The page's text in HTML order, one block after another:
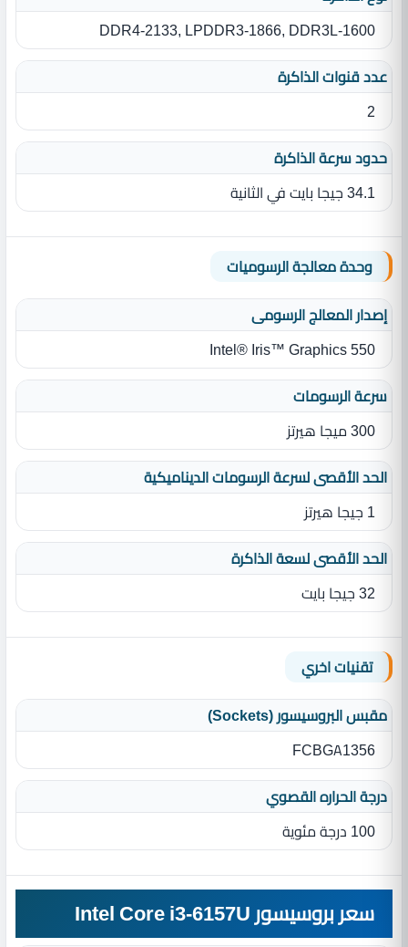
DDR4-2133, LPDDR3-1866, DDR3L-1600
عدد قنوات الذاكرة
2
حدود سرعة الذاكرة
34.1 جيجا بايت في الثانية
وحدة معالجة الرسوميات
إصدار المعالج الرسومى
Intel® Iris™ Graphics 550
سرعة الرسومات
300 ميجا هيرتز
الحد الأقصى لسرعة الرسومات الديناميكية
1 جيجا هيرتز
الحد الأقصى لسعة الذاكرة
32 جيجا بايت
تقنيات اخري
مقبس البروسيسور (Sockets)
FCBGA1356
درجة الحراره القصوي
100 درجة مئوية
سعر بروسيسور Intel Core i3-6157U